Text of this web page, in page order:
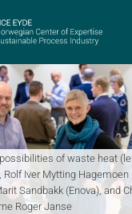
of waste heat
Rolf Iver Mytting Hagemoen
Sandbakk (Enova), and
Roger Janse